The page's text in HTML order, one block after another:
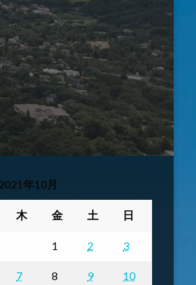
年10月
木 金 土 日
1 2 3
7 8 9 10